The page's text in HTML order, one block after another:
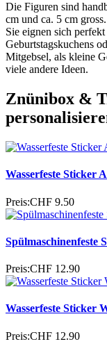
Die Figuren sind
cm und ca. 5 cm gross.
Sie eignen sich
Geburtstagskuchens
Mitgebsel, als kleine
viele andere Ideen.
Znünibox &
Wasserfeste Sticker
Preis:CHF 9.50
Spülmaschinenfeste
Preis:CHF 12.90
Wasserfeste Sticker
Preis:CHF 12.90